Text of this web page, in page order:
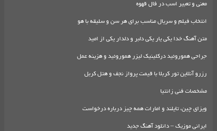
معنی و تعبیر اسب در فال قهوه
انتخاب فیلم و سریال مناسب برای هر سن و سلیقه با هو
متن آهنگ خدا یکی یار یکی دلبر و دلدار یکی از امید
جراحی هموروئید درکلینیک لیزر هموروئید و هزینه عمل
رزرو آنلاین تور کربلا با قیمت پرواز نجف و هتل کربل
مشخصات فنی زانتیا
ویزای چین، تایلند و امارات همه چیز درباره درخواست
ایرانی موزیک – دانلود آهنگ جدید